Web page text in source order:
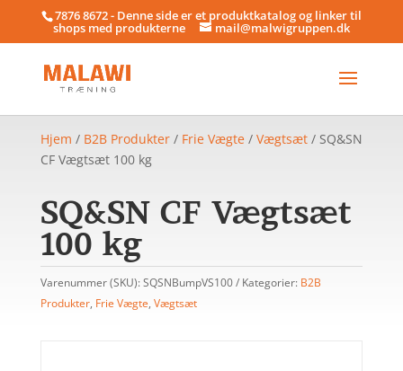
7876 8672 - Denne side er et produktkatalog og linker til
shops med produkterne mail@malwigruppen.dk
Hjem / B2B Produkter/ Frie Vægte/ Vægtsæt/ SQ&SN
CF Vægtsæt 100 kg
SQ&SN CF Vægtsæt
100 kg
Varenummer (SKU):SQSNBumpVS100 Kategorier: B2B
Produkter, Frie Vægte, Vægtsæt